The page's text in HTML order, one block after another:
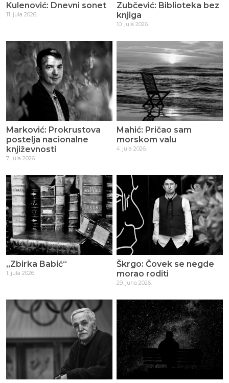
Kulenović: Dnevni sonet
11. jula 2026.
Zubčević: Biblioteka bez
knjiga
10. jula 2026.
Marković: Prokrustova
postelja nacionalne
književnosti
7. jula 2026.
Mahić: Pričao sam
morskom valu
4. jula 2026.
„Zbirka Babić“
1. jula 2026.
Škrgo: Čovek se negde
morao roditi
29. juna 2026.